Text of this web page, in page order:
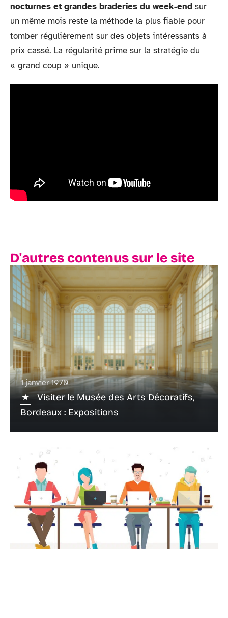
nocturnes et grandes braderies du week-end sur
un même mois reste la méthode la plus fiable pour
tomber régulièrement sur des objets intéressants à
prix cassé. La régularité prime sur la stratégie du
« grand coup » unique.
D'autres contenus sur le site
1 janvier 1970
Visiter le Musée des Arts Décoratifs,
Bordeaux : Expositions